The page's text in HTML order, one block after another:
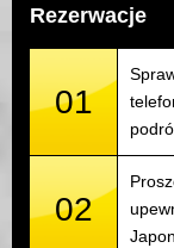
Rezerwacje
01
02